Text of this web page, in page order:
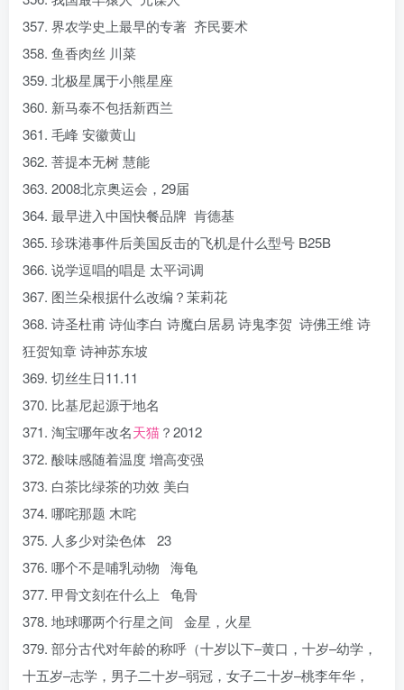
357. 界农学史上最早的专著 齐民要术
358. 鱼香肉丝 川菜
359. 北极星属于小熊星座
360. 新马泰不包括新西兰
361. 毛峰 安徽黄山
362. 菩提本无树 慧能
363. 2008北京奥运会，29届
364. 最早进入中国快餐品牌 肯德基
365. 珍珠港事件后美国反击的飞机是什么型号 B25B
366. 说学逗唱的唱是 太平词调
367. 图兰朵根据什么改编？茉莉花
368. 诗圣杜甫 诗仙李白 诗魔白居易 诗鬼李贺 诗佛王维 诗
狂贺知章 诗神苏东坡
369. 切丝生日11.11
370. 比基尼起源于地名
371. 淘宝哪年改名天猫？2012
372. 酸味感随着温度 增高变强
373. 白茶比绿茶的功效 美白
374. 哪咤那题 木咤
375. 人多少对染色体 23
376. 哪个不是哺乳动物 海龟
377. 甲骨文刻在什么上 龟骨
378. 地球哪两个行星之间 金星，火星
379. 部分古代对年龄的称呼（十岁以下–黄口，十岁–幼学，
十五岁–志学，男子二十岁–弱冠，女子二十岁–桃李年华，